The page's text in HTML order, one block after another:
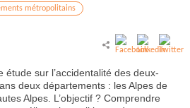
métropolitains
étude sur l’accidentalité des deux-
deux départements : les Alpes de
Alpes. L’objectif ? Comprendre